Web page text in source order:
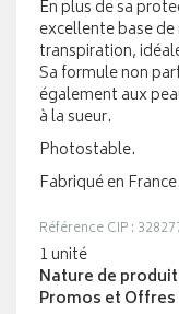
En plus de sa
excellente base
transpiration,
Sa formule non
également aux
à la sueur.
Photostable.
Fabriqué en France.
Référence CIP :
1 unité
Nature de produit
Promos et Offres